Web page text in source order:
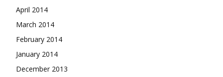
April 2014
March 2014
February 2014
January 2014
December 2013